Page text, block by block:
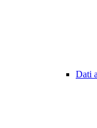
Dati